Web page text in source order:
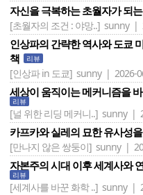
자신을 극복하는 초월자가 되
[초월자의 조건 : 야망..] sunny |
인상파의 간략한 역사와 도쿄
책
리뷰
[인상파 in 도쿄] sunny | 2026-
세상이 움직이는 메커니즘을
리뷰
[널 위한 리딩 메커니..] sunny |
카프카와 실레의 묘한 유사성
[만나지 않은 쌍둥이] sunny |
자본주의 시대 이후 세계사와
리뷰
[세계사를 바꾼 화학 ..] sunny |